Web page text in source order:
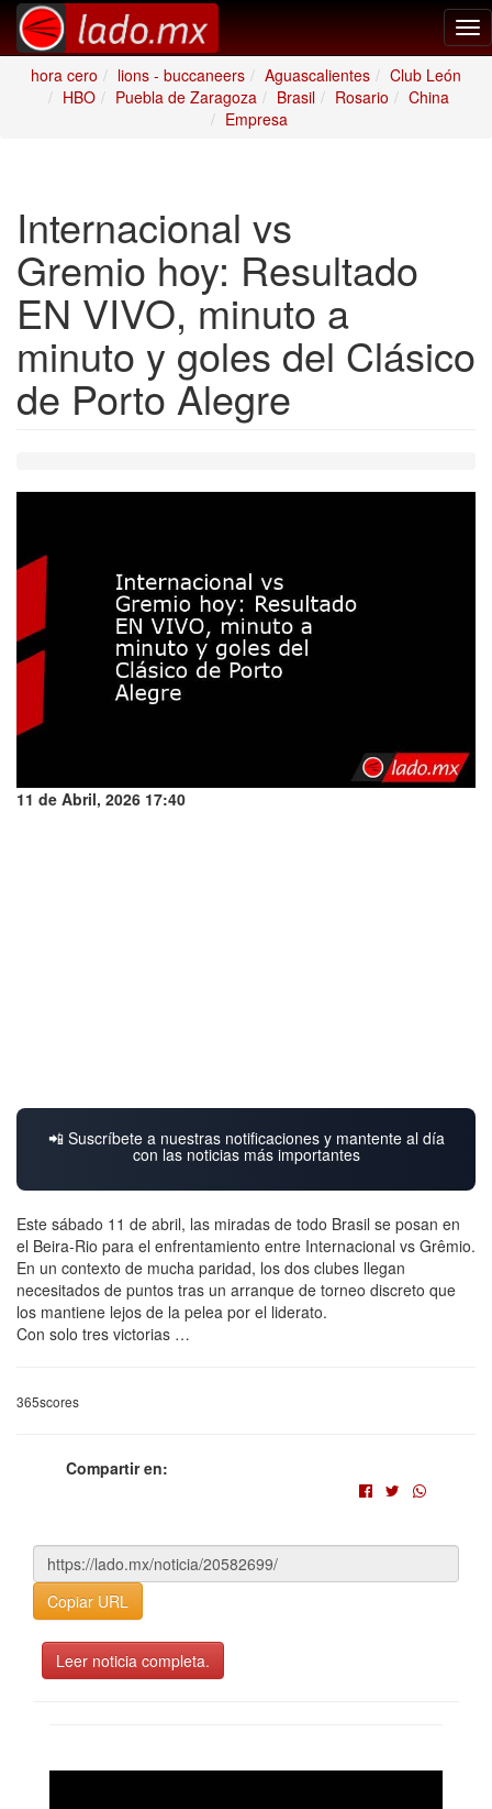
hora cero
lions - buccaneers Aguascalientes
Club León
HBO
Puebla de Zaragoza Brasil Rosario
China
Empresa
Internacional vs
Gremio hoy: Resultado
EN VIVO, minuto a
minuto y goles del Clásico
de Porto Alegre
11 de Abril, 2026 17:40
📲 Suscríbete a nuestras notificaciones y mantente al día
con las noticias más importantes
Este sábado 11 de abril, las miradas de todo Brasil se posan en
el Beira-Rio para el enfrentamiento entre Internacional vs Grêmio.
En un contexto de mucha paridad, los dos clubes llegan
necesitados de puntos tras un arranque de torneo discreto que
los mantiene lejos de la pelea por el liderato.
Con solo tres victorias …
365scores
Compartir en:
Copiar URL
Leer noticia completa.